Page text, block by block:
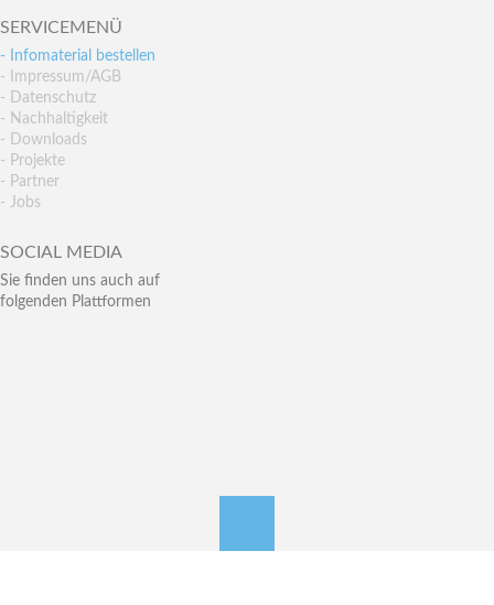
SERVICEMENÜ
- Infomaterial bestellen
- Impressum/AGB
- Datenschutz
- Nachhaltigkeit
- Downloads
- Projekte
- Partner
- Jobs
SOCIAL MEDIA
Sie finden uns auch auf
folgenden Plattformen